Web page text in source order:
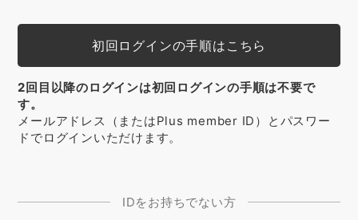
初回ログインの手順はこちら
2回目以降のログインは初回ログインの手順は不要で
す。
メールアドレス（またはPlus member ID）とパスワー
ドでログインいただけます。
IDをお持ちでない方